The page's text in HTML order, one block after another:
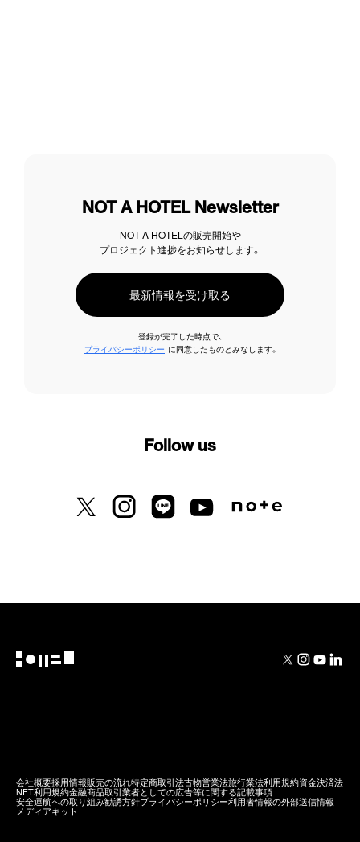
NOT A HOTEL Newsletter
NOT A HOTELの販売開始や
プロジェクト進捗をお知らせします。
最新情報を受け取る
登録が完了した時点で、
プライバシーポリシー に同意したものとみなします。
Follow us
X previously known as Twitter
InstagramLINE Youtube Note
会社概要採用情報販売の流れ特定商取引法古物営業法旅行業法利用規約資金決済法
NFT利用規約金融商品取引業者としての広告等に関する記載事項
安全運航への取り組み勧誘方針プライバシーポリシー利用者情報の外部送信情報
メディアキット